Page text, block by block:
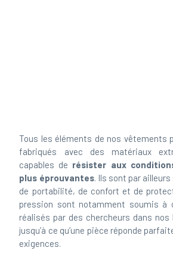
fabriqués avec des matériaux
capables derésister aux
plus éprouvantes. Ils sont par
de portabilité, de confort et de
pression sont notamment soumis à
réalisés par des chercheurs dans
jusqu’à ce qu’une pièce réponde
exigences.